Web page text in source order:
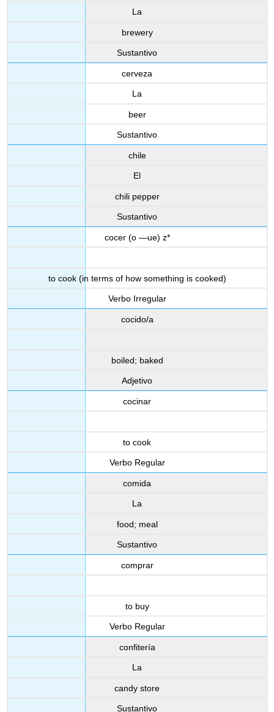
La
brewery
Sustantivo
cerveza
La
beer
Sustantivo
chile
El
chili pepper
Sustantivo
cocer (o —ue) z*
to cook (in terms of how something is cooked)
Verbo Irregular
cocido/a
boiled; baked
Adjetivo
cocinar
to cook
Verbo Regular
comida
La
food; meal
Sustantivo
comprar
to buy
Verbo Regular
confitería
La
candy store
Sustantivo